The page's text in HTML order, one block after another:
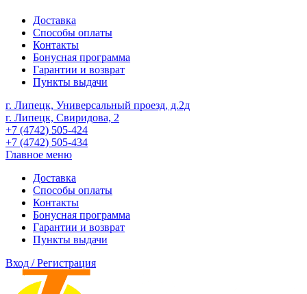
Доставка
Способы оплаты
Контакты
Бонусная программа
Гарантии и возврат
Пункты выдачи
г. Липецк, Универсальный проезд, д.2д
г. Липецк, Свиридова, 2
+7 (4742) 505-424
+7 (4742) 505-434
Главное меню
Доставка
Способы оплаты
Контакты
Бонусная программа
Гарантии и возврат
Пункты выдачи
Вход / Регистрация